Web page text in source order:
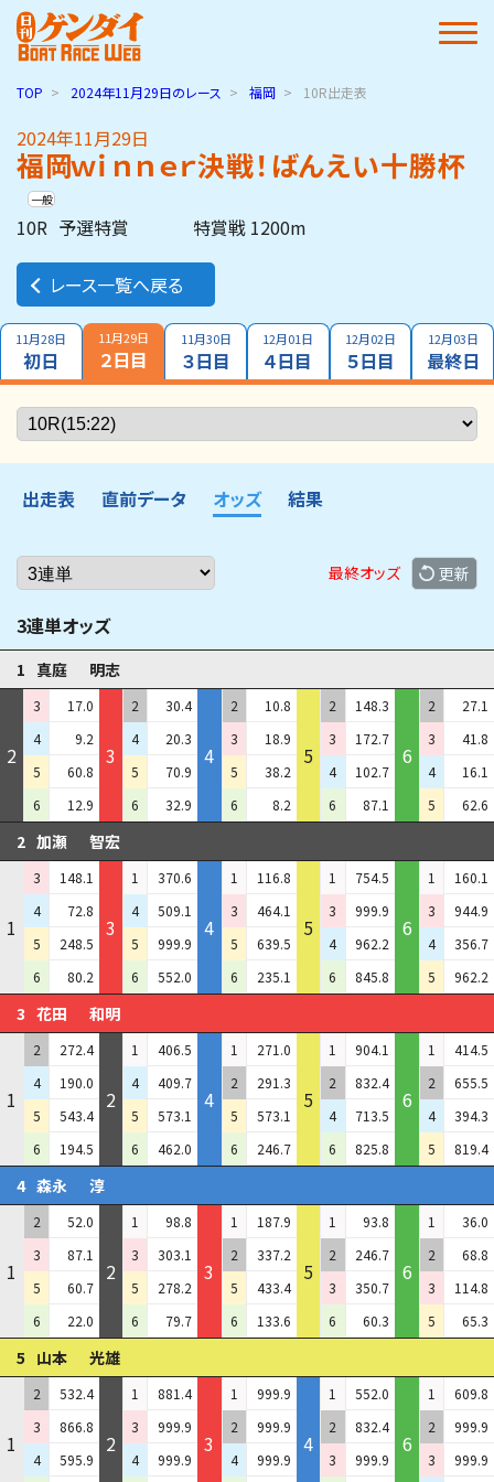
TOP 2024年11月29日のレース 福岡 10R出走表
2024年11月29日
福岡ｗｉｎｎｅｒ決戦！ばんえい十勝杯
一般
10R 予選特賞 特賞戦 1200m
レース一覧へ戻る
11月28日
初日
11月29日
２日目
11月30日
３日目
12月01日
４日目
12月02日
５日目
12月03日
最終日
出走表 直前データ オッズ 結果
最終オッズ 更新
3連単オッズ
1 真庭 明志
2
3
17.0
4
9.2
5
60.8
6
12.9
3
2
30.4
4
20.3
5
70.9
6
32.9
4
2
10.8
3
18.9
5
38.2
6
8.2
5
2
148.3
3
172.7
4
102.7
6
87.1
6
2
27.1
3
41.8
4
16.1
5
62.6
2 加瀬 智宏
1
3
148.1
4
72.8
5
248.5
6
80.2
3
1
370.6
4
509.1
5
999.9
6
552.0
4
1
116.8
3
464.1
5
639.5
6
235.1
5
1
754.5
3
999.9
4
962.2
6
845.8
6
1
160.1
3
944.9
4
356.7
5
962.2
3 花田 和明
1
2
272.4
4
190.0
5
543.4
6
194.5
2
1
406.5
4
409.7
5
573.1
6
462.0
4
1
271.0
2
291.3
5
573.1
6
246.7
5
1
904.1
2
832.4
4
713.5
6
825.8
6
1
414.5
2
655.5
4
394.3
5
819.4
4 森永 淳
1
2
52.0
3
87.1
5
60.7
6
22.0
2
1
98.8
3
303.1
5
278.2
6
79.7
3
1
187.9
2
337.2
5
433.4
6
133.6
5
1
93.8
2
246.7
3
350.7
6
60.3
6
1
36.0
2
68.8
3
114.8
5
65.3
5 山本 光雄
1
2
532.4
3
866.8
4
595.9
2
1
881.4
3
999.9
4
999.9
3
1
999.9
2
999.9
4
999.9
4
1
552.0
2
832.4
3
999.9
6
1
609.8
2
999.9
3
999.9